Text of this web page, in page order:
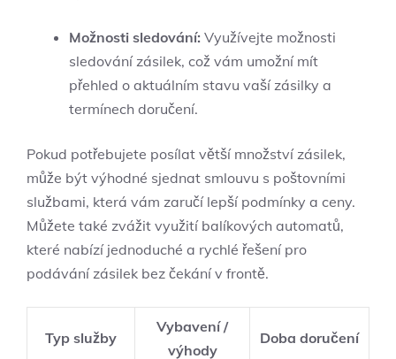
Možnosti sledování: Využívejte možnosti
sledování zásilek, což vám umožní mít
přehled o aktuálním stavu vaší zásilky a
termínech doručení.
Pokud potřebujete posílat větší množství zásilek,
může být výhodné sjednat smlouvu s poštovními
službami, která vám zaručí lepší podmínky a ceny.
Můžete také zvážit využití balíkových automatů,
které nabízí jednoduché a rychlé řešení pro
podávání zásilek bez čekání v frontě.
Typ služby
Vybavení /
výhody
Doba doručení